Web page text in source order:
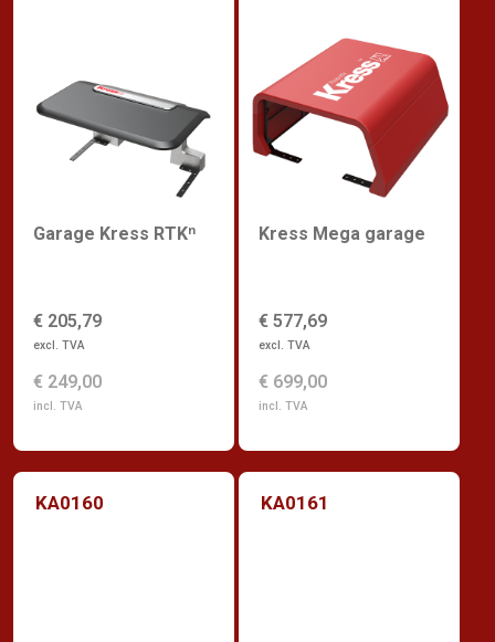
Garage Kress RTKⁿ
€ 205,79
excl. TVA
€ 249,00
incl. TVA
Kress Mega garage
€ 577,69
excl. TVA
€ 699,00
incl. TVA
KA0160 KA0161